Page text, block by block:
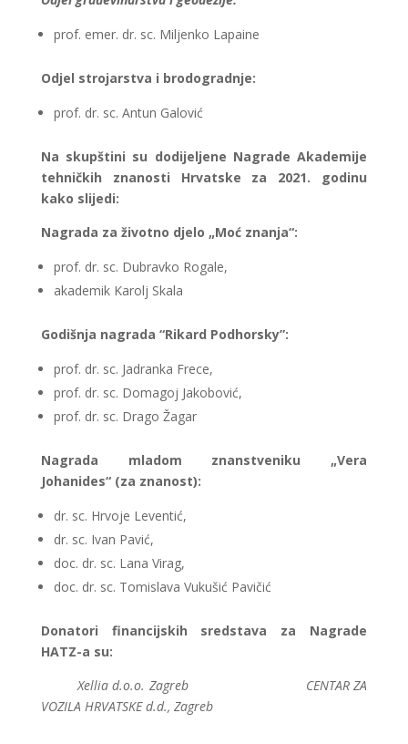
prof. emer. dr. sc. Miljenko Lapaine
Odjel strojarstva i brodogradnje:
prof. dr. sc. Antun Galović
Na skupštini su dodijeljene Nagrade Akademije
tehničkih znanosti Hrvatske za 2021. godinu
kako slijedi:
Nagrada za životno djelo „Moć znanja“:
prof. dr. sc. Dubravko Rogale,
akademik Karolj Skala
Godišnja nagrada “Rikard Podhorsky”:
prof. dr. sc. Jadranka Frece,
prof. dr. sc. Domagoj Jakobović,
prof. dr. sc. Drago Žagar
Nagrada mladom znanstveniku „Vera
Johanides“ (za znanost):
dr. sc. Hrvoje Leventić,
dr. sc. Ivan Pavić,
doc. dr. sc. Lana Virag,
doc. dr. sc. Tomislava Vukušić Pavičić
Donatori financijskih sredstava za Nagrade
HATZ-a su:
Xellia d.o.o. Zagreb CENTAR ZA
VOZILA HRVATSKE d.d., Zagreb